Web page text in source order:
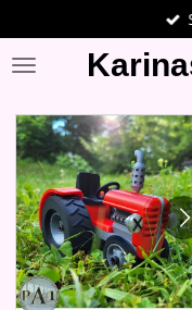
Hauptinhalt
springen